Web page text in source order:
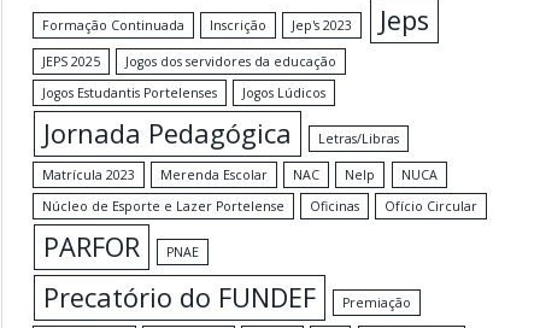
Formação Continuada Inscrição Jep's 2023 Jeps
JEPS 2025
Jogos dos servidores da educação
Jogos Estudantis Portelenses
Jogos Lúdicos
Jornada Pedagógica Letras/Libras
Matrícula 2023 Merenda Escolar NAC Nelp
NUCA
Núcleo de Esporte e Lazer Portelense
Oficinas Ofício Circular
PARFOR PNAE
Precatório do FUNDEF Premiação